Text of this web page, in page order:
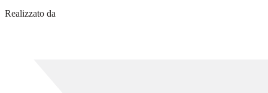
Realizzato da